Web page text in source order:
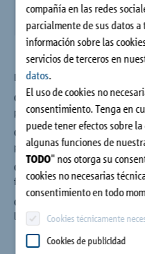
compañía en las redes
parcialmente de sus datos a
información sobre las
servicios de terceros en
datos.
El uso de cookies no
consentimiento. Tenga en
puede tener efectos sobre
algunas funciones de
TODO" nos otorga su
cookies no necesarias
consentimiento en todo
Cookies técnicamente
Cookies de publicidad
Los tipos Q siguientes están
Q:Para la transmisión de
positivas y negativas en
Q-P:Para la transmisión de
positivas y negativas en
Q-PZ:
Para la transmisión de
fundamentos puntuales y
Q-Z:
la transmisión de fuerzas